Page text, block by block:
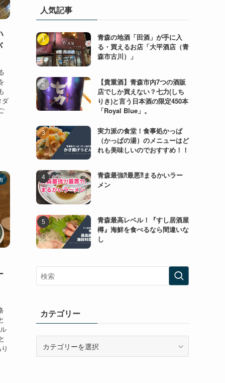
ダ
人気記事
青森の地酒「田酒」が手に入
る・買えるお店「大平酒店（青
森市古川）」
【貴重酒】青森市内7つの酒販
店でしか買えない？七力(しち
りき)と言う日本酒の限定450本
「Royal Blue」。
実力派の食堂！食事処かっぱ
（かっぱの湯）のメニューはど
れも美味しいのでおすすめ！！
青森最強⁈最悪⁈まるかいラー
メン
青森最高レベル！『すし居酒屋
樽』海鮮を食べるなら間違いな
し
カテゴリー